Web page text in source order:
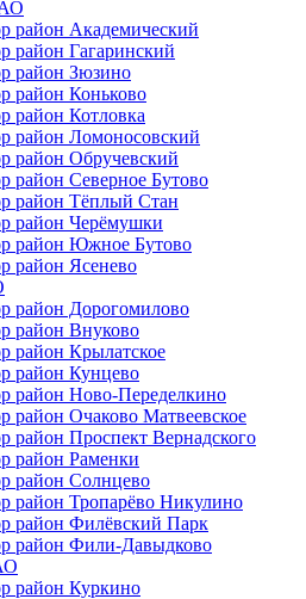
район Академический
район Гагаринский
район Зюзино
район Коньково
район Котловка
район Ломоносовский
район Обручевский
район Северное Бутово
район Тёплый Стан
район Черёмушки
район Южное Бутово
район Ясенево
район Дорогомилово
район Внуково
район Крылатское
район Кунцево
район Ново-Переделкино
район Очаково Матвеевское
район Проспект Вернадского
район Раменки
район Солнцево
район Тропарёво Никулино
район Филёвский Парк
район Фили-Давыдково
район Куркино